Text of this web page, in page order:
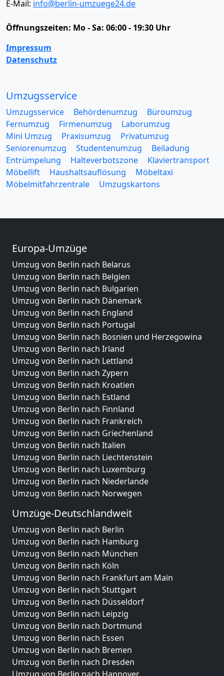
E-Mail: info@berlin-umzuege24.de
Öffnungszeiten: Mo - Sa: 06:00 - 19:30 Uhr
Impressum
Datenschutz
Umzugsservice
Umzugsservice Behördenumzug
Büroumzug
Fernumzug
Firmenumzug
Laborumzug
Mini Umzug
Praxisumzug
Privatumzug
Seniorenumzug
Studentenumzug
Beiladung
Entrümpelung
Halteverbotszone
Klaviertransport
Möbellift
Haushaltsauflösung
Möbeltaxi
Möbelmitfahrzentrale
Umzugskartons
Europa-Umzüge
Umzug von Berlin nach Belarus
Umzug von Berlin nach Belgien
Umzug von Berlin nach Bulgarien
Umzug von Berlin nach Dänemark
Umzug von Berlin nach England
Umzug von Berlin nach Portugal
Umzug von Berlin nach Bosnien und Herzegowina
Umzug von Berlin nach Irland
Umzug von Berlin nach Lettland
Umzug von Berlin nach Zypern
Umzug von Berlin nach Kroatien
Umzug von Berlin nach Estland
Umzug von Berlin nach Finnland
Umzug von Berlin nach Frankreich
Umzug von Berlin nach Griechenland
Umzug von Berlin nach Italien
Umzug von Berlin nach Liechtenstein
Umzug von Berlin nach Luxemburg
Umzug von Berlin nach Niederlande
Umzug von Berlin nach Norwegen
Umzüge-Deutschlandweit
Umzug von Berlin nach Berlin
Umzug von Berlin nach Hamburg
Umzug von Berlin nach München
Umzug von Berlin nach Köln
Umzug von Berlin nach Frankfurt am Main
Umzug von Berlin nach Stuttgart
Umzug von Berlin nach Düsseldorf
Umzug von Berlin nach Leipzig
Umzug von Berlin nach Dortmund
Umzug von Berlin nach Essen
Umzug von Berlin nach Bremen
Umzug von Berlin nach Dresden